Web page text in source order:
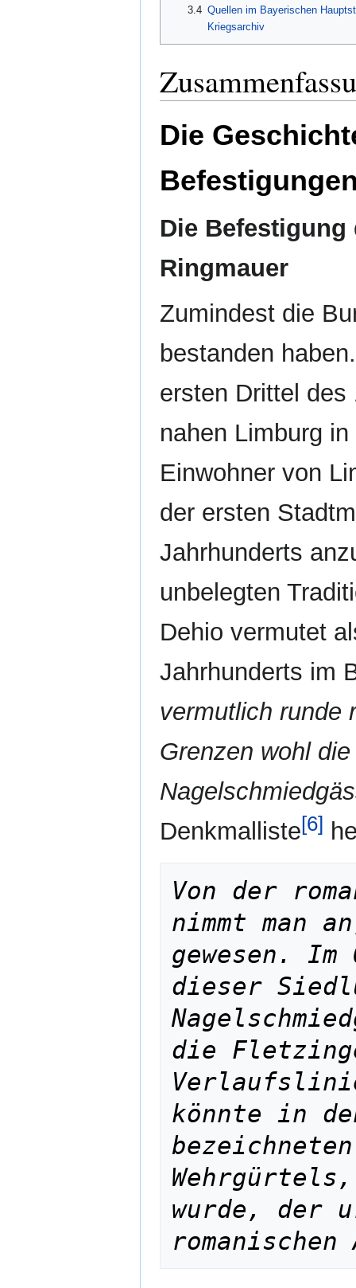
3.4 Quellen im Bayerischen
Kriegsarchiv
Die
Die Befestigung
Ringmauer
Zumindest die
bestanden haben.
ersten Drittel
nahen Limburg
Einwohner von
der ersten
Jahrhunderts
unbelegten
Dehio vermutet
Jahrhunderts im
vermutlich runde
Grenzen wohl
Denkmalliste[6]
Von der
nimmt man
gewesen.
dieser
die
könnte in
wurde, der